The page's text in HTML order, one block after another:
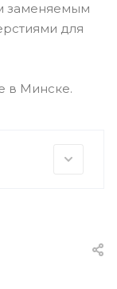
заменяемым
для
в Минске.